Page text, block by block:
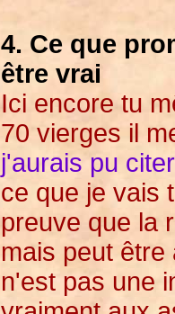
4. Ce que
être vrai
Ici encore tu
70 vierges il
j'aurais pu
ce que je vais
preuve que la
mais peut
n'est pas une